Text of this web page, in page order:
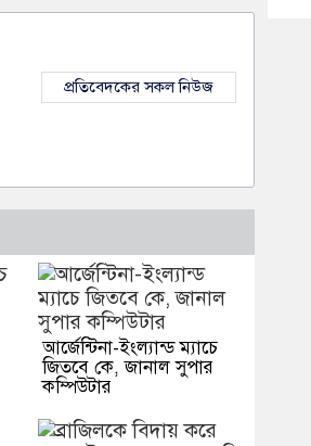
প্রতিবেদকের সকল নিউজ
আর্জেন্টিনা-ইংল্যান্ড ম্যাচে
জিতবে কে, জানাল সুপার
কম্পিউটার